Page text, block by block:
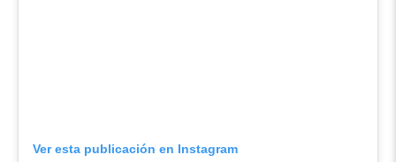
Ver esta publicación en Instagram